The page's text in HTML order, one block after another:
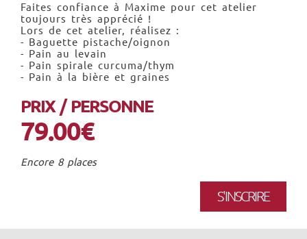
Faites confiance à Maxime pour cet atelier
toujours très apprécié !
Lors de cet atelier, réalisez :
- Baguette pistache/oignon
- Pain au levain
- Pain spirale curcuma/thym
- Pain à la bière et graines
PRIX / PERSONNE
79.00€
Encore 8 places
S'INSCRIRE